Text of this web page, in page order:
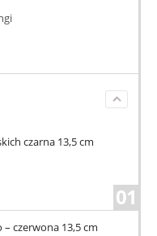
czarna 13,5 cm
01
czerwona 13,5 cm